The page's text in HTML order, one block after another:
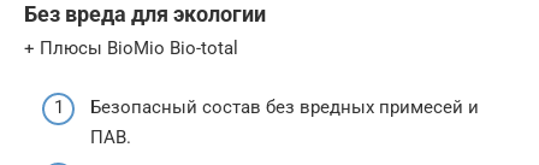
Без вреда для экологии
+ Плюсы BioMio Bio-total
Безопасный состав без вредных примесей и
ПАВ.